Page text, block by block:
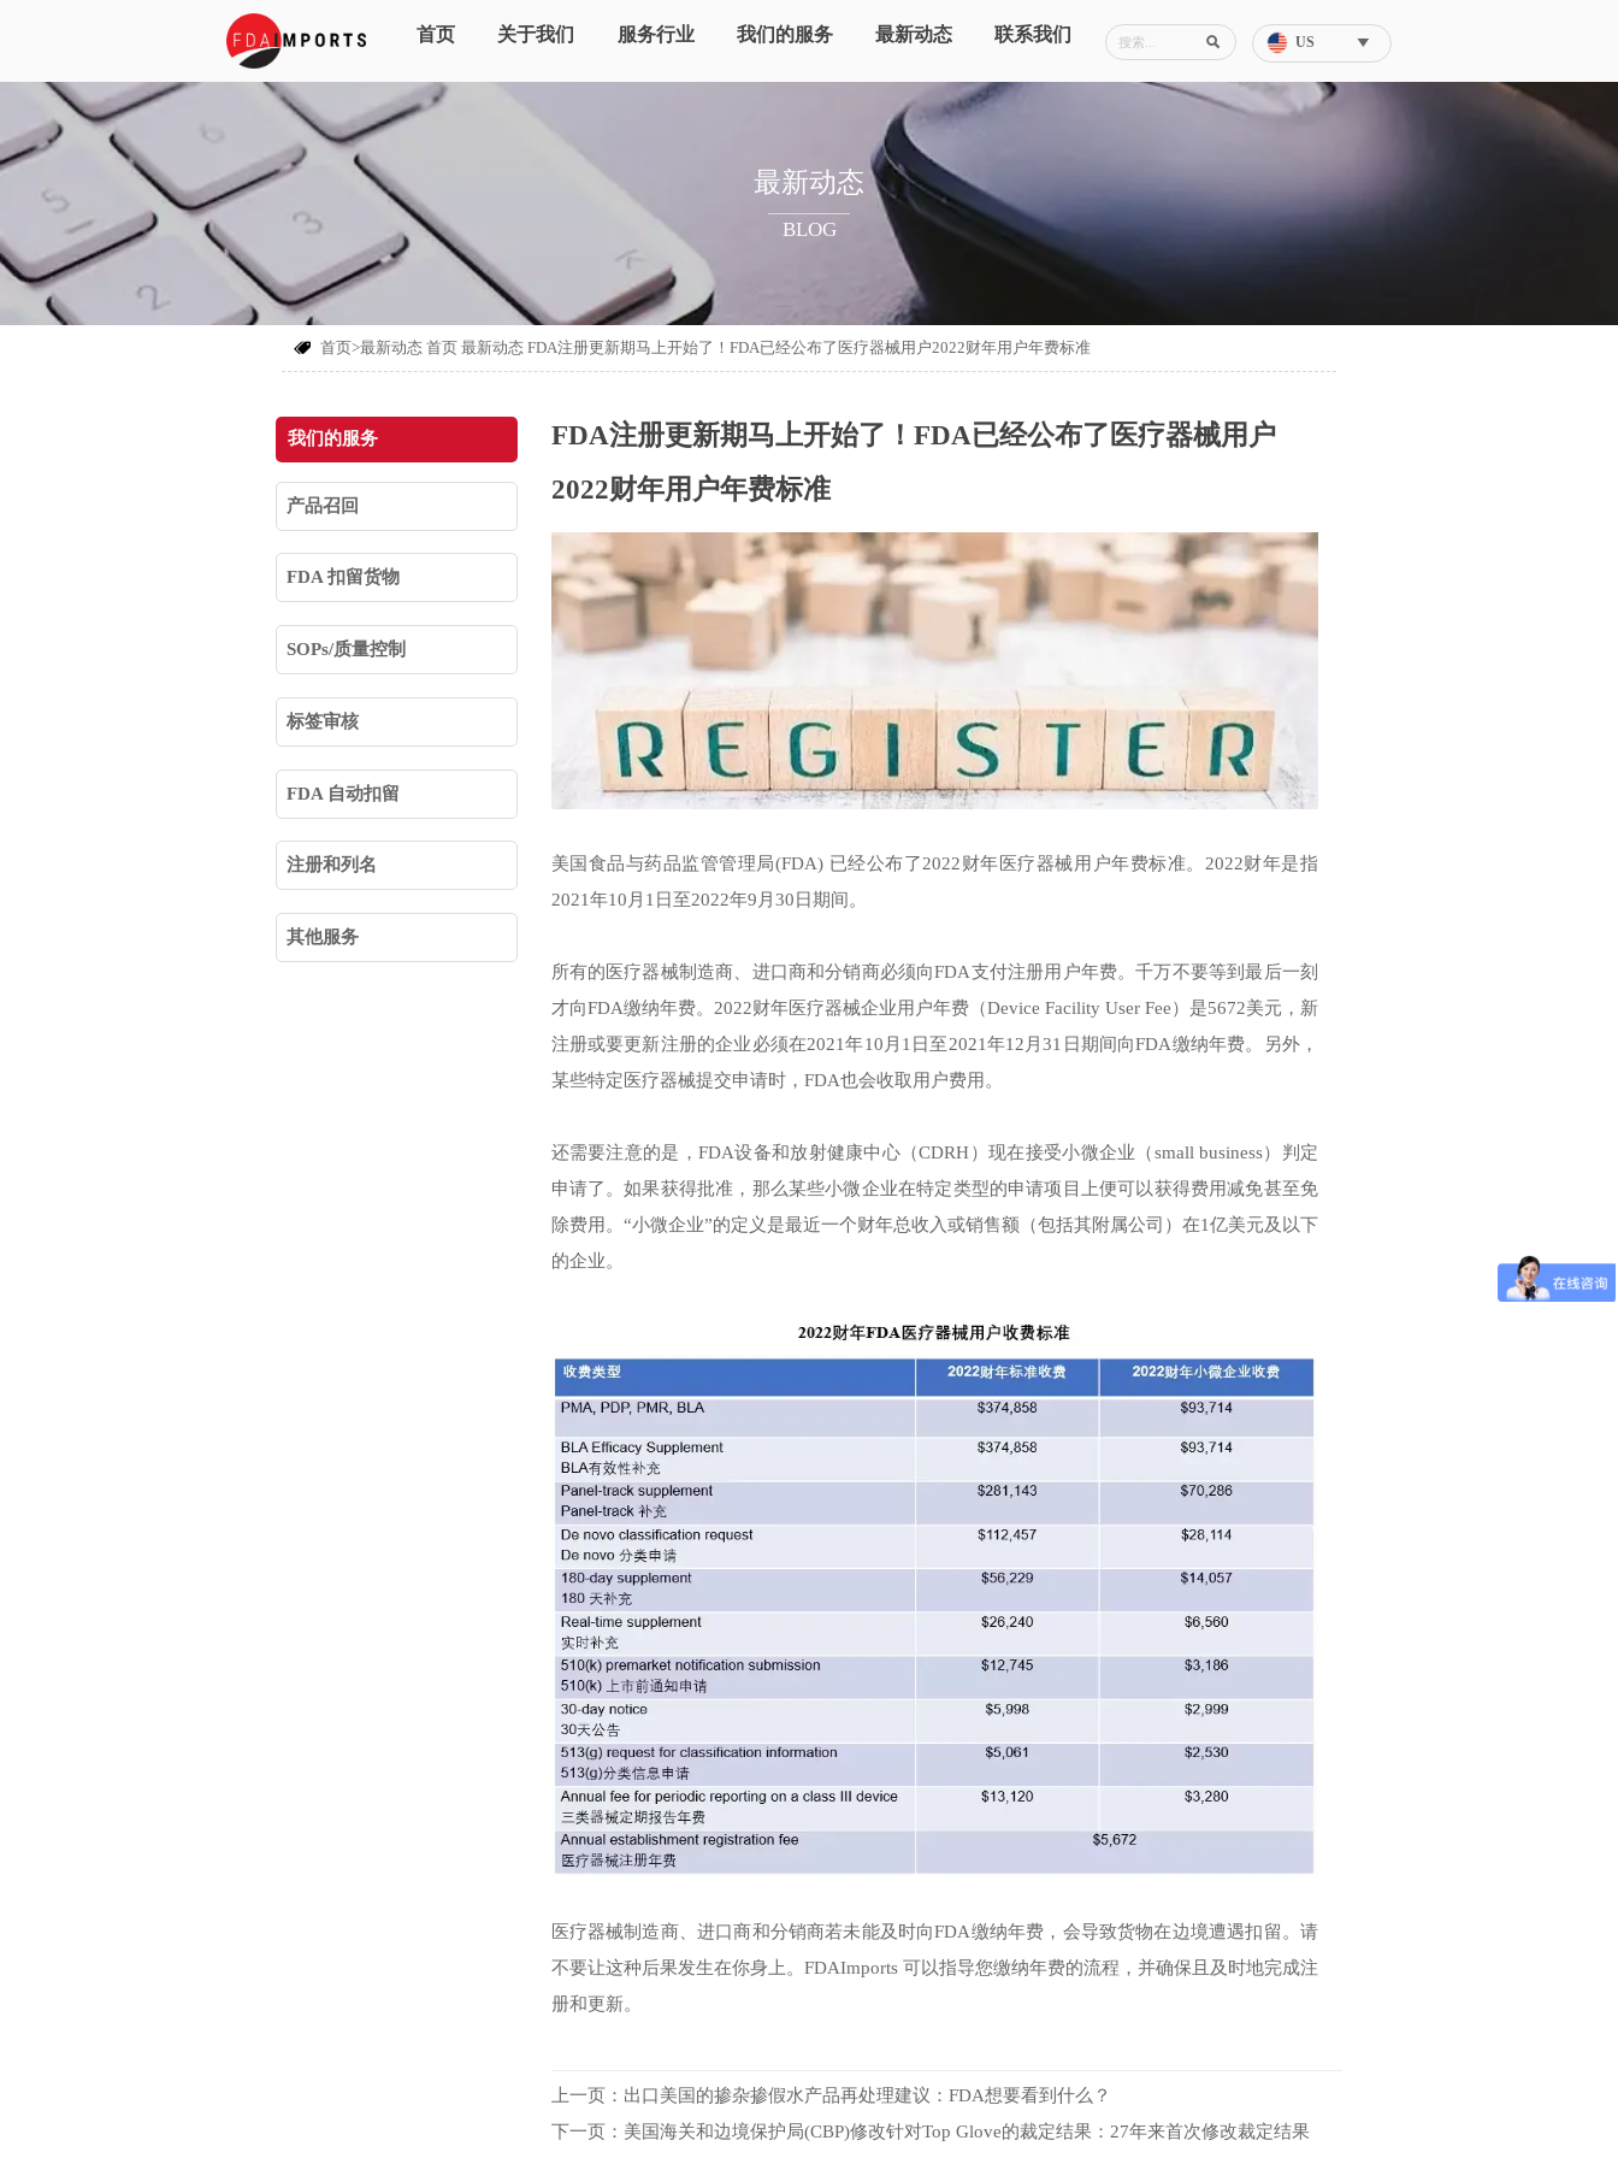
首页 关于我们 服务行业 我们的服务 最新动态 联系我们  US 
最新动态
BLOG
 首页>最新动态 首页 最新动态 FDA注册更新期马上开始了！FDA已经公布了医疗器械用户2022财年用户年费标准
我们的服务
产品召回
FDA 扣留货物
SOPs/质量控制
标签审核
FDA 自动扣留
注册和列名
其他服务
FDA注册更新期马上开始了！FDA已经公布了医疗器械用户
2022财年用户年费标准
美国食品与药品监管管理局(FDA) 已经公布了2022财年医疗器械用户年费标准。2022财年是指
2021年10月1日至2022年9月30日期间。
所有的医疗器械制造商、进口商和分销商必须向FDA支付注册用户年费。千万不要等到最后一刻
才向FDA缴纳年费。2022财年医疗器械企业用户年费（Device Facility User Fee）是5672美元，新
注册或要更新注册的企业必须在2021年10月1日至2021年12月31日期间向FDA缴纳年费。另外，
某些特定医疗器械提交申请时，FDA也会收取用户费用。
还需要注意的是，FDA设备和放射健康中心（CDRH）现在接受小微企业（small business）判定
申请了。如果获得批准，那么某些小微企业在特定类型的申请项目上便可以获得费用减免甚至免
除费用。“小微企业”的定义是最近一个财年总收入或销售额（包括其附属公司）在1亿美元及以下
的企业。
医疗器械制造商、进口商和分销商若未能及时向FDA缴纳年费，会导致货物在边境遭遇扣留。请
不要让这种后果发生在你身上。FDAImports 可以指导您缴纳年费的流程，并确保且及时地完成注
册和更新。
上一页： 出口美国的掺杂掺假水产品再处理建议：FDA想要看到什么？
下一页： 美国海关和边境保护局(CBP)修改针对Top Glove的裁定结果：27年来首次修改裁定结果